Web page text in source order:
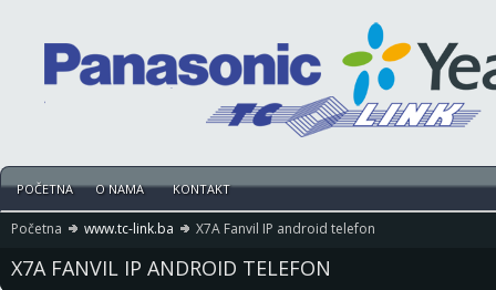
POČETNA O NAMA KONTAKT
Početna www.tc-link.ba X7A Fanvil IP android telefon
X7A FANVIL IP ANDROID TELEFON